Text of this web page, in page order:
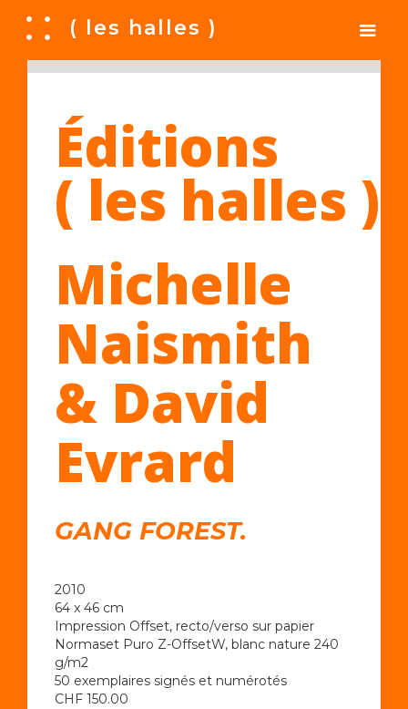
A ( les halles )
Éditions
( les halles )
Michelle
Naismith
& David
Evrard
GANG FOREST.
2010
64 x 46 cm
Impression Offset, recto/verso sur papier
Normaset Puro Z-OffsetW, blanc nature 240
g/m2
50 exemplaires signés et numérotés
CHF 150.00